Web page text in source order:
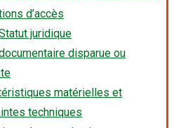
d’accès
juridique
disparue ou
matérielles et
techniques